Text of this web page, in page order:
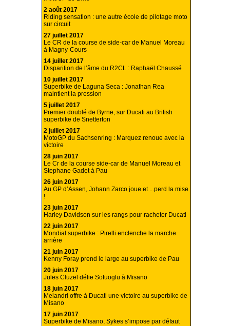
2 août 2017
Riding sensation : une autre école de pilotage moto
sur circuit
27 juillet 2017
Le CR de la course de side-car de Manuel Moreau
à Magny-Cours
14 juillet 2017
Disparition de l’âme du R2CL : Raphaël Chaussé
10 juillet 2017
Superbike de Laguna Seca : Jonathan Rea
maintient la pression
5 juillet 2017
Premier doublé de Byrne, sur Ducati au British
superbike de Snetterton
2 juillet 2017
MotoGP du Sachsenring : Marquez renoue avec la
victoire
28 juin 2017
Le Cr de la course side-car de Manuel Moreau et
Stephane Gadet à Pau
26 juin 2017
Au GP d’Assen, Johann Zarco joue et ...perd la mise
!
23 juin 2017
Harley Davidson sur les rangs pour racheter Ducati
22 juin 2017
Mondial superbike : Pirelli enclenche la marche
arrière
21 juin 2017
Kenny Foray prend le large au superbike de Pau
20 juin 2017
Jules Cluzel défie Sofuoglu à Misano
18 juin 2017
Melandri offre à Ducati une victoire au superbike de
Misano
17 juin 2017
Superbike de Misano, Sykes s’impose par défaut